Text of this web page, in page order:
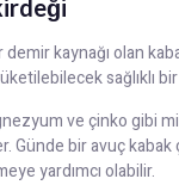
kaynağı olan
sağlıklı
ve çinko gibi
Günde bir avuç
yardımcı olabilir.